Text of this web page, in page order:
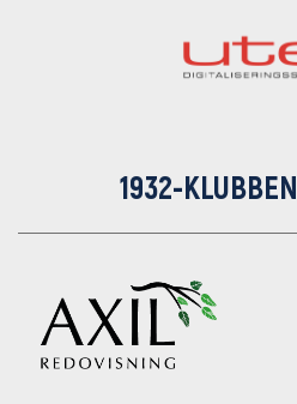
1932-KLUBBEN